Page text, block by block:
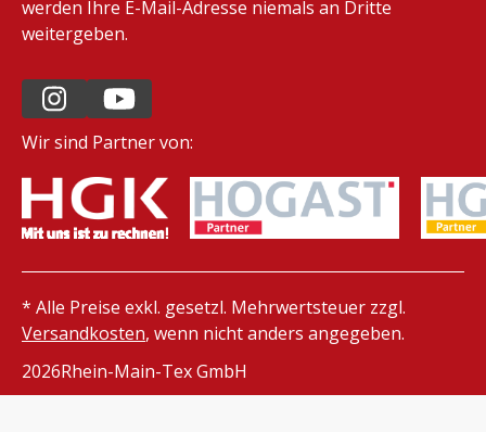
werden Ihre E-Mail-Adresse niemals an Dritte
weitergeben.
Wir sind Partner von:
* Alle Preise exkl. gesetzl. Mehrwertsteuer zzgl.
Versandkosten, wenn nicht anders angegeben.
2026Rhein-Main-Tex GmbH